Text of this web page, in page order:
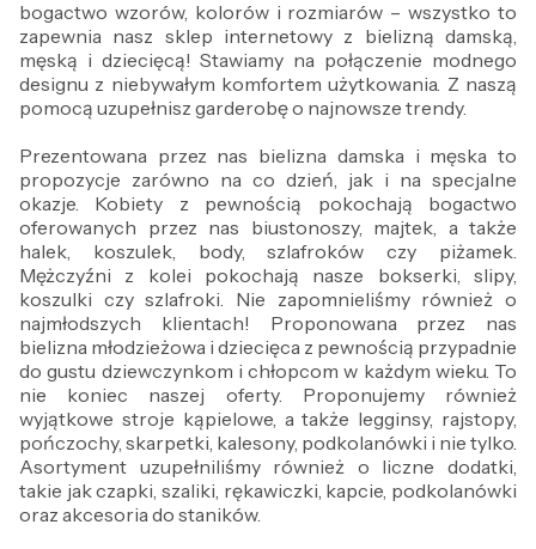
bogactwo wzorów, kolorów i rozmiarów – wszystko to
zapewnia nasz sklep internetowy z bielizną damską,
męską i dziecięcą! Stawiamy na połączenie modnego
designu z niebywałym komfortem użytkowania. Z naszą
pomocą uzupełnisz garderobę o najnowsze trendy.
Prezentowana przez nas bielizna damska i męska to
propozycje zarówno na co dzień, jak i na specjalne
okazje. Kobiety z pewnością pokochają bogactwo
oferowanych przez nas biustonoszy, majtek, a także
halek, koszulek, body, szlafroków czy piżamek.
Mężczyźni z kolei pokochają nasze bokserki, slipy,
koszulki czy szlafroki. Nie zapomnieliśmy również o
najmłodszych klientach! Proponowana przez nas
bielizna młodzieżowa i dziecięca z pewnością przypadnie
do gustu dziewczynkom i chłopcom w każdym wieku. To
nie koniec naszej oferty. Proponujemy również
wyjątkowe stroje kąpielowe, a także legginsy, rajstopy,
pończochy, skarpetki, kalesony, podkolanówki i nie tylko.
Asortyment uzupełniliśmy również o liczne dodatki,
takie jak czapki, szaliki, rękawiczki, kapcie, podkolanówki
oraz akcesoria do staników.